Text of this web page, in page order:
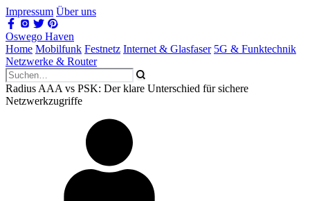
Impressum Über uns
Oswego Haven
Home Mobilfunk Festnetz Internet & Glasfaser 5G & Funktechnik
Netzwerke & Router
Radius AAA vs PSK: Der klare Unterschied für sichere
Netzwerkzugriffe